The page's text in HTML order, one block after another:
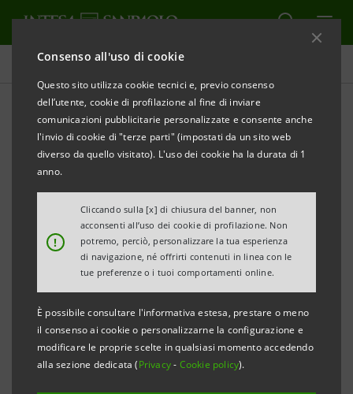
Consenso all'uso di cookie
Questo sito utilizza cookie tecnici e, previo consenso
dell’utente, cookie di profilazione al fine di inviare
comunicazioni pubblicitarie personalizzate e consente anche
l'invio di cookie di "terze parti" (impostati da un sito web
diverso da quello visitato). L'uso dei cookie ha la durata di 1
anno.
!
Cliccando sulla [x] di chiusura del banner, non
acconsenti all’uso dei cookie di profilazione. Non
potremo, perciò, personalizzare la tua esperienza
di navigazione, né offrirti contenuti in linea con le
tue preferenze o i tuoi comportamenti online.
È possibile consultare l'informativa estesa, prestare o meno
il consenso ai cookie o personalizzarne la configurazione e
modificare le proprie scelte in qualsiasi momento accedendo
alla sezione dedicata (Privacy- Cookie policy).
Comunicati stampa
STAMPA AGGIORNA
COMUNICATO STAMPA
CASSA DI RISPARMIO DI VENEZIA FESTEGGIA 100
Per celebrare l’anniversario una donazione
all’Istituto Comprensivo di Dolo per l’acquisto di
lavagne interattive multimediali
Oggi presso scuola primaria Giotto di Dolo la
presentazione delle attività svolte grazie alle LIM
donate